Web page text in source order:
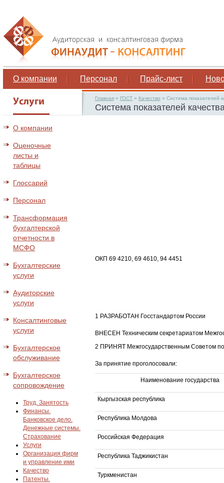
О компании Персонал Прайс-лист
О компании
Оценочные
листы и
таблицы
Глоссарий
Персонал
Трансформация
бухгалтерской
отчетности в
МСФО
Бухгалтерские
услуги
Аудиторские
услуги
Консалтинговые
услуги
Бухгалтерское
обслуживание
Бухгалтерское
сопровождение
Труд. Занятость
Финансы.
Банковское дело.
Денежные системы.
Страхование
Услуги
Организация фирм
и управление ими
Качество
Патенты.
Главная » ГОСТ » Качество » Система показателей
Система показателей
ОКП 69 4210, 69 4610, 94 4451
1 РАЗРАБОТАН Госстандартом России
ВНЕСЕН Техническим секретариатом
2 ПРИНЯТ Межгосударственным Советом по
За принятие проголосовали:
Наименование государства
Кыргызская республика
Республика Молдова
Российская Федерация
Республика Таджикистан
Туркменистан